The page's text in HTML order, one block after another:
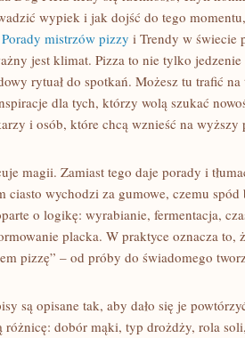
wypiek i jak dojść do tego
Porady mistrzów pizzy i Trendy w świecie
jest klimat. Pizza to nie tylko
rytuał do spotkań. Możesz tu trafić
dla tych, którzy wolą szukać
i osób, które chcą wznieść na
magii. Zamiast tego daje porady i
ciasto wychodzi za gumowe, czemu
o logikę: wyrabianie, fermentacja,
placka. W praktyce oznacza to,
pizzę” – od próby do świadomego
są opisane tak, aby dało się je
dobór mąki, typ drożdży, rola